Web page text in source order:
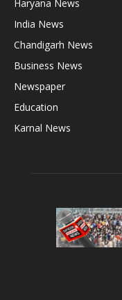
Haryana News
India News
Chandigarh News
Business News
Newspaper
Education
Karnal News